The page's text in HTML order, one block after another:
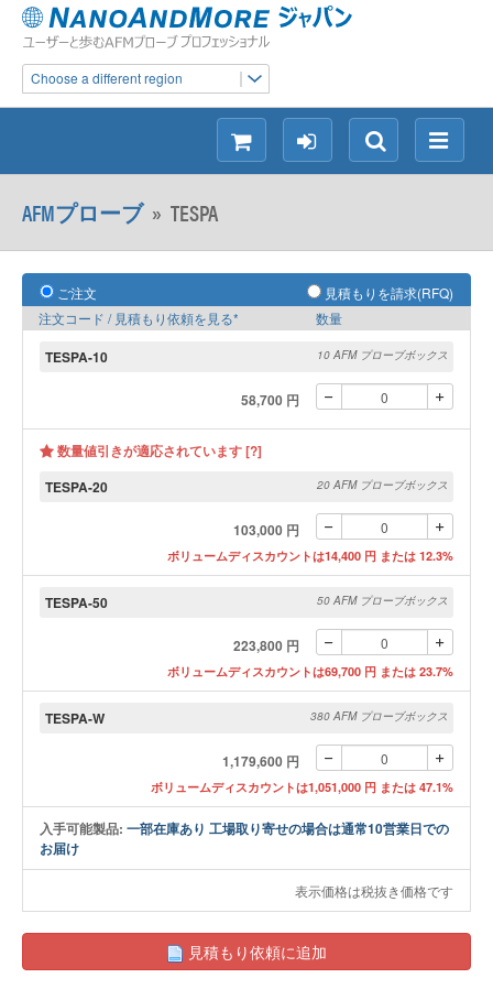
Choose a different region
メ
ニ
検
索
ロ
グ
シ
ョ
ン
AFMプローブ» TESPA
ご注文
見積もりを請求(RFQ)
注文コード / 見積もり依頼を見る*
数量
TESPA-10 10 AFM プローブボックス
58,700 円
数量値引きが適応されています [?]
TESPA-20
20 AFM プローブボックス
103,000 円
ボリュームディスカウントは14,400 円 または 12.3%
TESPA-50 50 AFM プローブボックス
223,800 円
ボリュームディスカウントは69,700 円 または 23.7%
TESPA-W 380 AFM プローブボックス
1,179,600 円
ボリュームディスカウントは1,051,000 円 または 47.1%
入手可能製品: 一部在庫あり 工場取り寄せの場合は通常10営業日での
お届け
表示価格は税抜き価格です
見積もり依頼に追加